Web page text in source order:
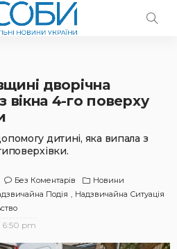
дворічна
вікна 4-го поверху
дитині, яка випала з
Без Коментарів
Новини
Подія
Надзвичайна Ситуація
6:50 pm